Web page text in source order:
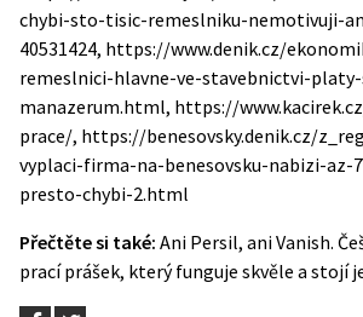
chybi-sto-tisic-remeslniku-nemotivuji-
40531424, https://www.denik.cz/
remeslnici-hlavne-ve-stavebnictvi-
manazerum.html, https://
prace/, https://benesovsky.denik.cz/
vyplaci-firma-na-benesovsku-nabizi-az-
presto-chybi-2.html
Přečtěte si také: Ani Persil, ani Vanish.
prací prášek, který funguje skvěle a stojí